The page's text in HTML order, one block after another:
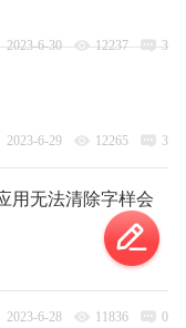
2023-6-30 12237 3
2023-6-29 12265 3
用无法清除字样会
2023-6-28 11836 0